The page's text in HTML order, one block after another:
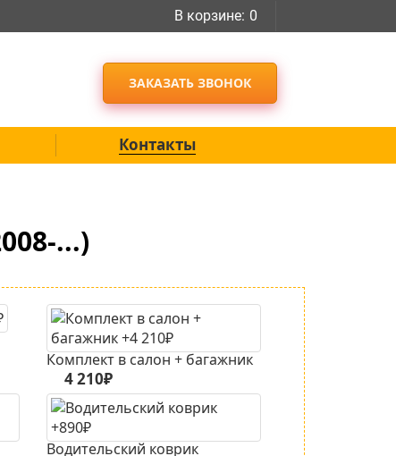
В корзине: 0
ЗАКАЗАТЬ ЗВОНОК
Контакты
...)
Комплект в салон + багажник
4 210₽
Водительский коврик